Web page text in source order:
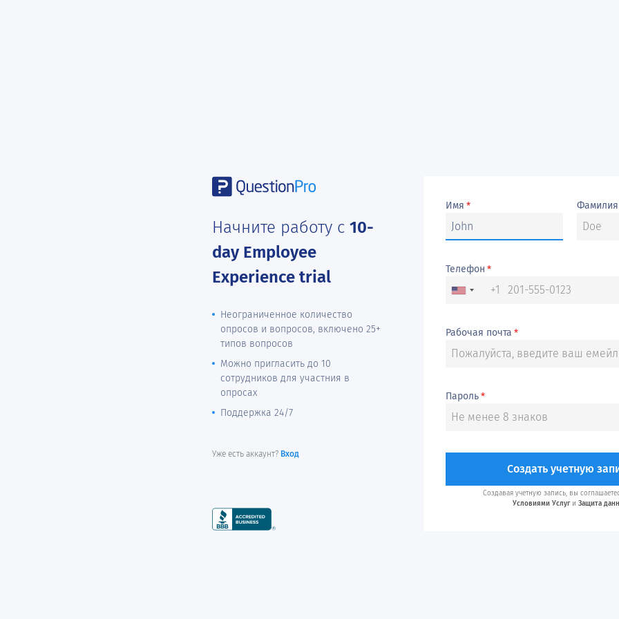
Начните работу с 10-
day Employee
Experience trial
Неограниченное количество
опросов и вопросов, включено 25+
типов вопросов
Можно пригласить до 10
сотрудников для участния в
опросах
Поддержка 24/7
Уже есть аккаунт? Вход
Имя * Фамилия
Телефон *
+1
Рабочая почта *
Пароль*
Создать учетную
Создавая учетную запись, вы
Условиями Услуги Защита